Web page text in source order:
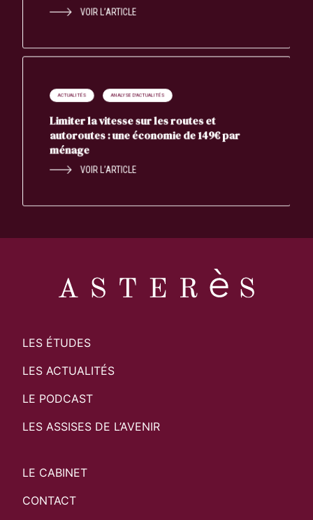
VOIR L’ARTICLE
ACTUALITÉS ANALYSE D'ACTUALITÉS
Limiter la vitesse sur les routes et
autoroutes : une économie de 149€ par
ménage
VOIR L’ARTICLE
LES ÉTUDES
LES ACTUALITÉS
LE PODCAST
LES ASSISES DE L’AVENIR
LE CABINET
CONTACT